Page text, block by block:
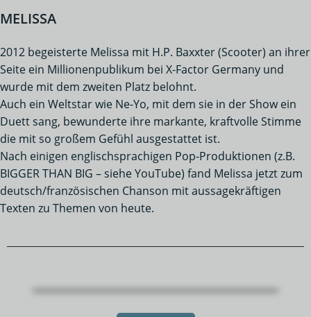
MELISSA
2012 begeisterte Melissa mit H.P. Baxxter (Scooter) an ihrer
Seite ein Millionenpublikum bei X-Factor Germany und
wurde mit dem zweiten Platz belohnt.
Auch ein Weltstar wie Ne-Yo, mit dem sie in der Show ein
Duett sang, bewunderte ihre markante, kraftvolle Stimme
die mit so großem Gefühl ausgestattet ist.
Nach einigen englischsprachigen Pop-Produktionen (z.B.
BIGGER THAN BIG – siehe YouTube) fand Melissa jetzt zum
deutsch/französischen Chanson mit aussagekräftigen
Texten zu Themen von heute.